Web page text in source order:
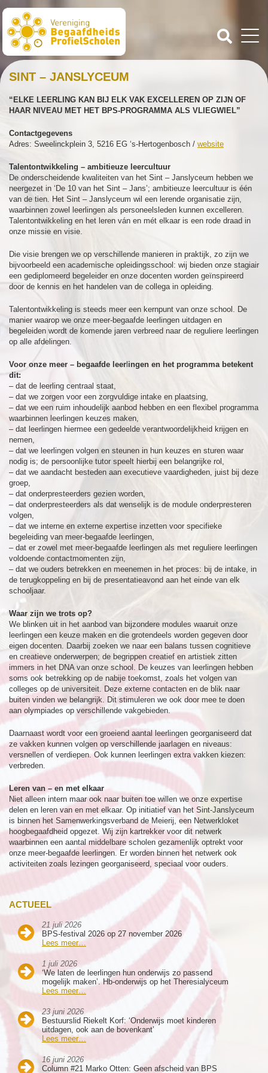
ACTUEEL
21 juli 2026
BPS-festival 2026 op 27 november 2026
Lees meer…
1 juli 2026
‘We laten de leerlingen hun onderwijs zo passend
mogelijk maken’. Hb-onderwijs op het Theresialyceum
Lees meer…
23 juni 2026
Bestuurslid Riekelt Korf: ‘Onderwijs moet kinderen
uitdagen, ook aan de bovenkant’
Lees meer…
16 juni 2026
Column #21 Marko Otten: Geen afscheid van BPS
SINT – JANSLYCEUM
“ELKE LEERLING KAN BIJ ELK VAK EXCELLEREN OP ZIJN OF
HAAR NIVEAU MET HET BPS-PROGRAMMA ALS VLIEGWIEL”
Contactgegevens
Adres: Sweelinckplein 3, 5216 EG ‘s-Hertogenbosch / website
Talentontwikkeling – ambitieuze leercultuur
De onderscheidende kwaliteiten van het Sint – Janslyceum hebben we
neergezet in ‘De 10 van het Sint – Jans’; ambitieuze leercultuur is één
van de tien. Het Sint – Janslyceum wil een lerende organisatie zijn,
waarbinnen zowel leerlingen als personeelsleden kunnen excelleren.
Talentontwikkeling en het leren ván en mét elkaar is een rode draad in
onze missie en visie.
Die visie brengen we op verschillende manieren in praktijk, zo zijn we
bijvoorbeeld een academische opleidingsschool: wij bieden onze stagiair
een gediplomeerd begeleider en onze docenten worden geïnspireerd
door de kennis en het handelen van de collega in opleiding.
Talentontwikkeling is steeds meer een kernpunt van onze school. De
manier waarop we onze meer-begaafde leerlingen uitdagen en
begeleiden wordt de komende jaren verbreed naar de reguliere leerlingen
op alle afdelingen.
Voor onze meer – begaafde leer ingen en het programma betekent
dit:
– dat de leerling centraal staat,
– dat we zorgen voor een zorgvuldige intake en plaatsing,
– dat we een ruim inhoudelijk aanbod hebben en een flexibel programma
waarbinnen leerlingen keuzes maken,
– dat leerlingen hiermee een gedeelde verantwoordelijkheid krijgen en
nemen,
– dat we leerlingen volgen en steunen in hun keuzes en sturen waar
nodig is; de persoonlijke tutor speelt hierbij een belangrijke rol,
– dat we aandacht besteden aan executieve vaardigheden, juist bij deze
groep,
– dat onderpresteerders gezien worden,
– dat onderpresteerders als dat wenselijk is de module onderpresteren
volgen,
– dat we interne en externe expertise inzetten voor specifieke
begeleiding van meer-begaafde leerlingen,
– dat er zowel met meer-begaafde leerlingen als met reguliere leerlingen
voldoende contactmomenten zijn,
– dat we ouders betrekken en meenemen in het proces: bij de intake, in
de terugkoppeling en bij de presentatieavond aan het einde van elk
schooljaar.
Waar zijn we trots op?
We blinken uit in het aanbod van bijzondere modules waaruit onze
leerlingen een keuze maken en die grotendeels worden gegeven door
eigen docenten. Daarbij zoeken we naar een balans tussen cognitieve
en creatieve onderwerpen; de begrippen creatief en artistiek zitten
immers in het DNA van onze school. De keuzes van leerlingen hebben
soms ook betrekking op de nabije toekomst, zoals het volgen van
colleges op de universiteit. Deze externe contacten en de blik naar
buiten vinden we belangrijk. Dit stimuleren we ook door mee te doen
aan olympiades op verschillende vakgebieden.
Daarnaast wordt voor een groeiend aantal leerlingen georganiseerd dat
ze vakken kunnen volgen op verschillende jaarlagen en niveaus:
versnellen of verdiepen. Ook kunnen leerlingen extra vakken kiezen:
verbreden.
Leren van – en met elkaar
Niet alleen intern maar ook naar buiten toe willen we onze expertise
delen en leren van en met elkaar. Op initiatief van het Sint-Janslyceum
is binnen het Samenwerkingsverband de Meierij, een Netwerkloket
hoogbegaafdheid opgezet. Wij zijn kartrekker voor dit netwerk
waarbinnen een aantal middelbare scholen gezamenlijk optrekt voor
onze meer-begaafde leerlingen. Er worden binnen het netwerk ook
activiteiten zoals lezingen georganiseerd, speciaal voor ouders.